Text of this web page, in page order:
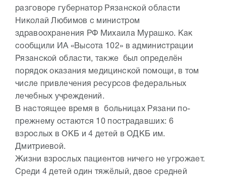
разговоре губернатор Рязанской области
Николай Любимов с министром
здравоохранения РФ Михаила Мурашко. Как
сообщили ИА «Высота 102» в администрации
Рязанской области, также был определён
порядок оказания медицинской помощи, в том
числе привлечения ресурсов федеральных
лечебных учреждений.
В настоящее время в больницах Рязани по-
прежнему остаются 10 пострадавших: 6
взрослых в ОКБ и 4 детей в ОДКБ им.
Дмитриевой.
Жизни взрослых пациентов ничего не угрожает.
Среди 4 детей один тяжёлый, двое средней